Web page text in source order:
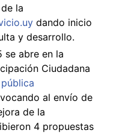
la
dando inicio
y desarrollo.
se abre en la
Ciudadana
al envío de
de la
4 propuestas